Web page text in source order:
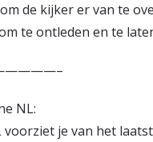
de kijker er van te
te ontleden en te
NL:
je van het